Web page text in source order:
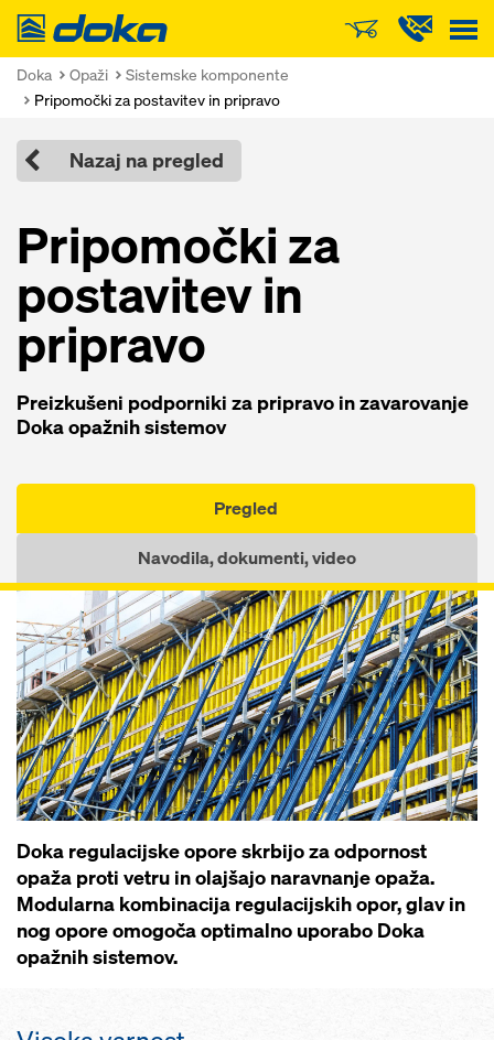
Doka
Doka Opaži
Sistemske komponente
Pripomočki za postavitev in pripravo
Nazaj na pregled
Pripomočki za
postavitev in
pripravo
Preizkušeni podporniki za pripravo in zavarovanje
Doka opažnih sistemov
Pregled
Navodila, dokumenti, video
Doka regulacijske opore skrbijo za odpornost
opaža proti vetru in olajšajo naravnanje opaža.
Modularna kombinacija regulacijskih opor, glav in
nog opore omogoča optimalno uporabo Doka
opažnih sistemov.